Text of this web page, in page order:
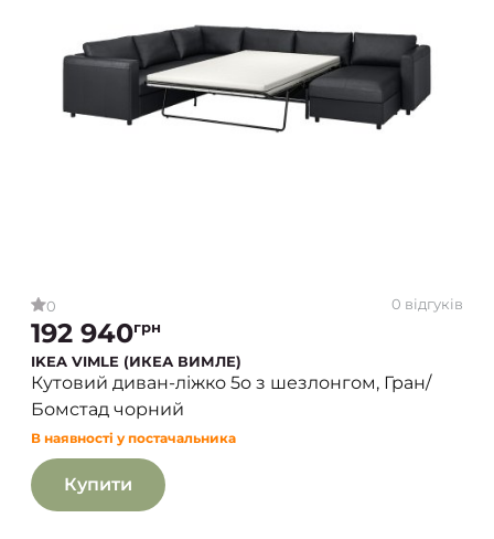
0 0 відгуків
192 940грн
IKEA VIMLE (ИКЕА ВИМЛЕ)
Кутовий диван-ліжко 5o з шезлонгом, Гран/
Бомстад чорний
В наявності у постачальника
Купити